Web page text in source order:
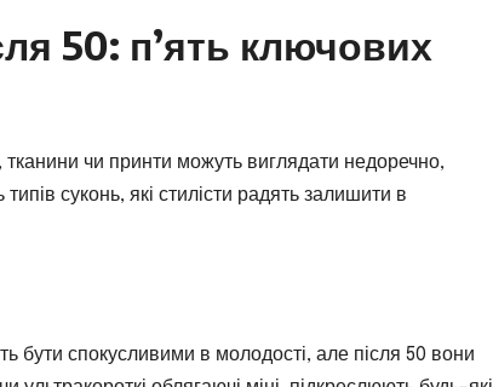
50: п’ять ключових
тканини чи принти можуть виглядати недоречно,
суконь, які стилісти радять залишити в
бути спокусливими в молодості, але після 50 вони